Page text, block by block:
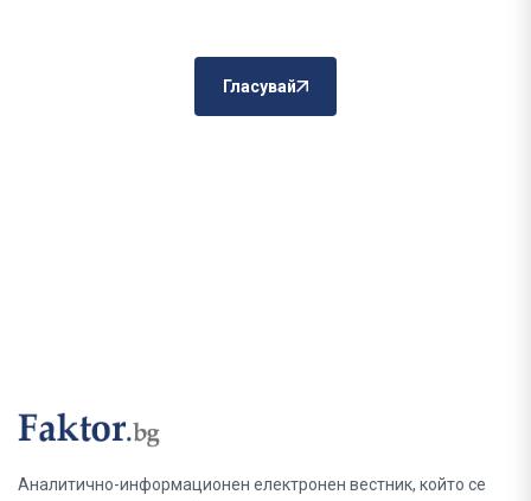
Гласувай
Аналитично-информационен електронен вестник, който се